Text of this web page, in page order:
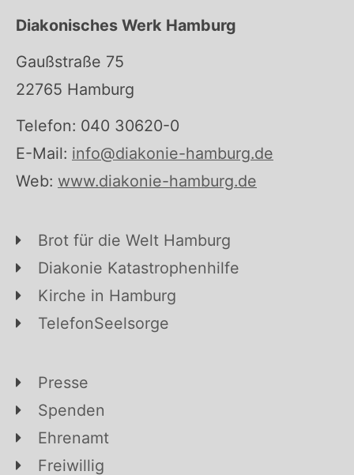
Diakonisches Werk Hamburg
Gaußstraße 75
22765 Hamburg
Telefon: 040 30620-0
E-Mail: info@diakonie-hamburg.de
Web: www.diakonie-hamburg.de
Brot für die Welt Hamburg
Diakonie Katastrophenhilfe
Kirche in Hamburg
TelefonSeelsorge
Presse
Spenden
Ehrenamt
Freiwillig